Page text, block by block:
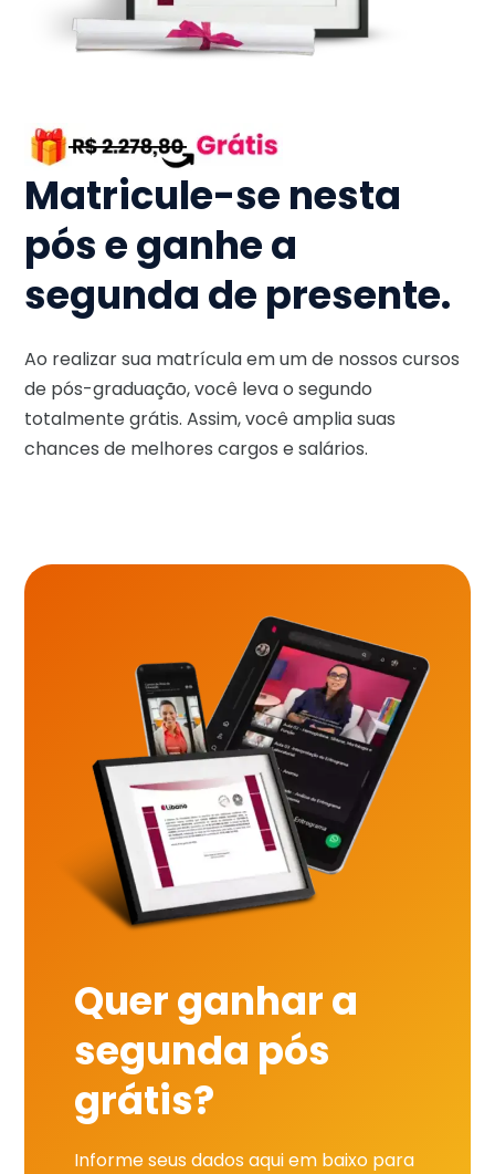
Matricule-se nesta
pós e ganhe a
segunda de presente.
Ao realizar sua matrícula em um de nossos cursos
de pós-graduação, você leva o segundo
totalmente grátis. Assim, você amplia suas
chances de melhores cargos e salários.
Quer ganhar a
segunda pós
grátis?
Informe seus dados aqui em baixo para